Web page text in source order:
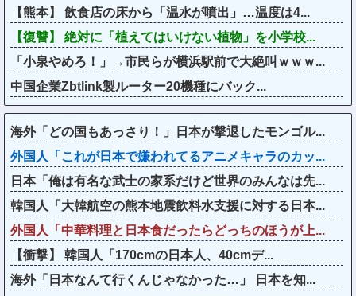
【熊本】 飲食店の床から「温水が噴出」…温度は4...
【復讐】 絶対に「植えてはいけない植物」を小学校...
「小泉やめろ！」→市民らが横浜駅前で大絶叫ｗｗｗ...
中国企業Zbtlink製ルーター20機種にバック...
海外「どの国もあっさり！」日本が撃退したモンゴル...
外国人「これが日本で嫌われてるアニメキャラのカッ...
日本「俺は有名な武士の家系だけど世界のみんなは先...
韓国人「大韓航空の熊本地震飲料水支援に対する日本...
外国人「中華料理と日本食だったらどっちのほうが上...
【衝撃】 韓国人「170cmの日本人、40cmデ...
海外「日本なんて行くんじゃなかった…」 日本を知...